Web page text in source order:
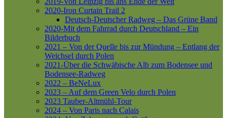
2020-Iron Curtain Trail 2
Deutsch-Deutscher Radweg – Das Grüne Band
2020-Mit dem Fahrrad durch Deutschland – Ein
Bilderbuch
2021 – Von der Quelle bis zur Mündung – Entlang der
Weichsel durch Polen
2021-Über die Schwäbische Alb zum Bodensee und
Bodensee-Radweg
2022 – BeNeLux
2023 – Auf dem Green Velo durch Polen
2023 Tauber-Altmühl-Tour
2024 – Von Paris nach Calais